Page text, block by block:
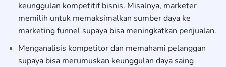
keunggulan kompetitif bisnis. Misalnya, marketer
memilih untuk memaksimalkan sumber daya ke
marketing funnel supaya bisa meningkatkan penjualan.
Menganalisis kompetitor dan memahami pelanggan
supaya bisa merumuskan keunggulan daya saing